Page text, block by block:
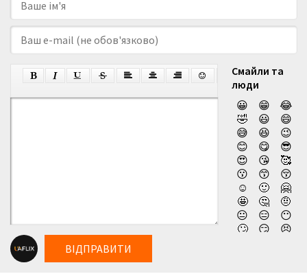
Смайли та
люди
😀
😁
😂
🤣
😃
😄
😅
😆
😉
😊
😋
😎
😍
😘
🥰
😗
😙
😚
☺️
🙂
🤗
🤩
🤔
🤨
😐
😑
😶
🙄
😏
😣
ВІДПРАВИТИ